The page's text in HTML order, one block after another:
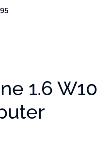
1.6 W10